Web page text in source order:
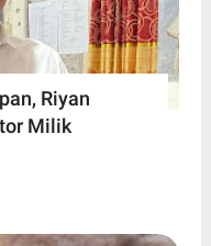
Riyan
Milik